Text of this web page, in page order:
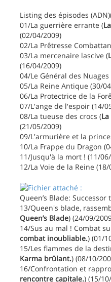
Listing des épisodes
01/La guerrière errante (
(02/04/2009)
02/La Prêtresse
03/La mercenaire lascive (
(16/04/2009)
04/Le Général des
05/La Reine Antique (30/
06/La Protectrice de la
07/L'ange de l'espoir (14/
08/La tueuse des crocs (
(21/05/2009)
09/L'armurière et la
10/La Frappe du Dragon
11/Jusqu'à la mort ! (11/
12/La Voie de la Reine
Queen’s Blade:
13/Queen's blade,
Queen’s Blade) (24/09/
14/Sus au mal ! Combat
combat inoubliable.) (01/
15/Les flammes de la
Karma brûlant.) (08/10/
16/Confrontation et
rencontre capitale.) (15/